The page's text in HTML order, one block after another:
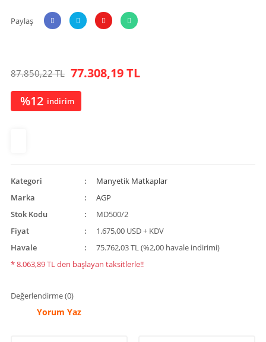
Paylaş
87.850,22 TL 77.308,19 TL
%12 indirim
Kategori
Manyetik Matkaplar
Marka
AGP
Stok Kodu
MD500/2
Fiyat
1.675,00 USD + KDV
Havale
75.762,03 TL (%2,00 havale indirimi)
* 8.063,89 TL den başlayan taksitlerle!!
Değerlendirme (0)
Yorum Yaz